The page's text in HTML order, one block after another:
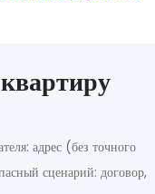
адрес (без точного
сценарий: договор,